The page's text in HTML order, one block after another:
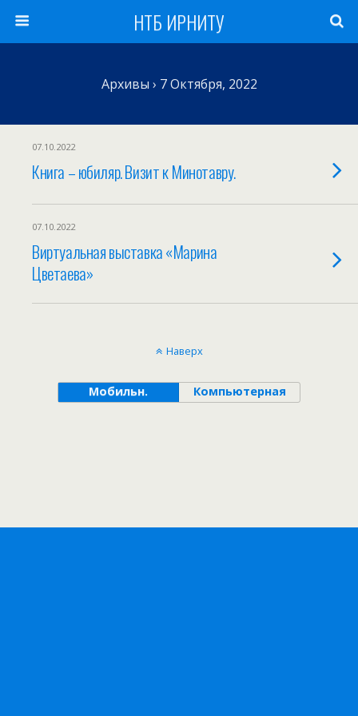
НТБ ИРНИТУ
Архивы › 7 Октября, 2022
07.10.2022
Книга – юбиляр. Визит к Минотавру.
07.10.2022
Виртуальная выставка «Марина
Цветаева»
Наверх
Мобильн. Компьютерная